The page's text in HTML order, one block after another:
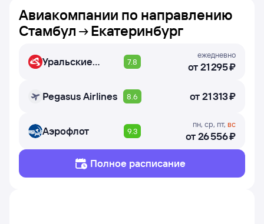
Авиакомпании по направлению
Стамбул
Екатеринбург
Уральские
7.8
ежедневно
от21 ⁠295 ⁠₽
Pegasus Airlines 8.6 от21 ⁠313 ⁠₽
Аэрофлот 9.3
пн, ср, пт, вс
от26 ⁠556 ⁠₽
Полное расписание